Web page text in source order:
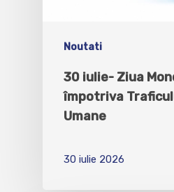
Noutati
30 iulie- Ziua
împotriva
Umane
30 iulie 2026